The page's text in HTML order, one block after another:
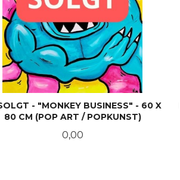
- "MONKEY BUSINESS" - 60 X
80 CM (POP ART / POPKUNST)
Pris
0,00